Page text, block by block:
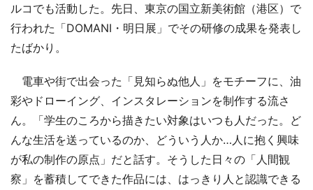
ルコでも活動した。先日、東京の国立新美術館（港区）で
行われた「DOMANI・明日展」でその研修の成果を発表し
たばかり。
電車や街で出会った「見知らぬ他人」をモチーフに、油
彩やドローイング、インスタレーションを制作する流さ
ん。「学生のころから描きたい対象はいつも人だった。ど
んな生活を送っているのか、どういう人か…人に抱く興味
が私の制作の原点」だと話す。そうした日々の「人間観
察」を蓄積してできた作品には、はっきり人と認識できる